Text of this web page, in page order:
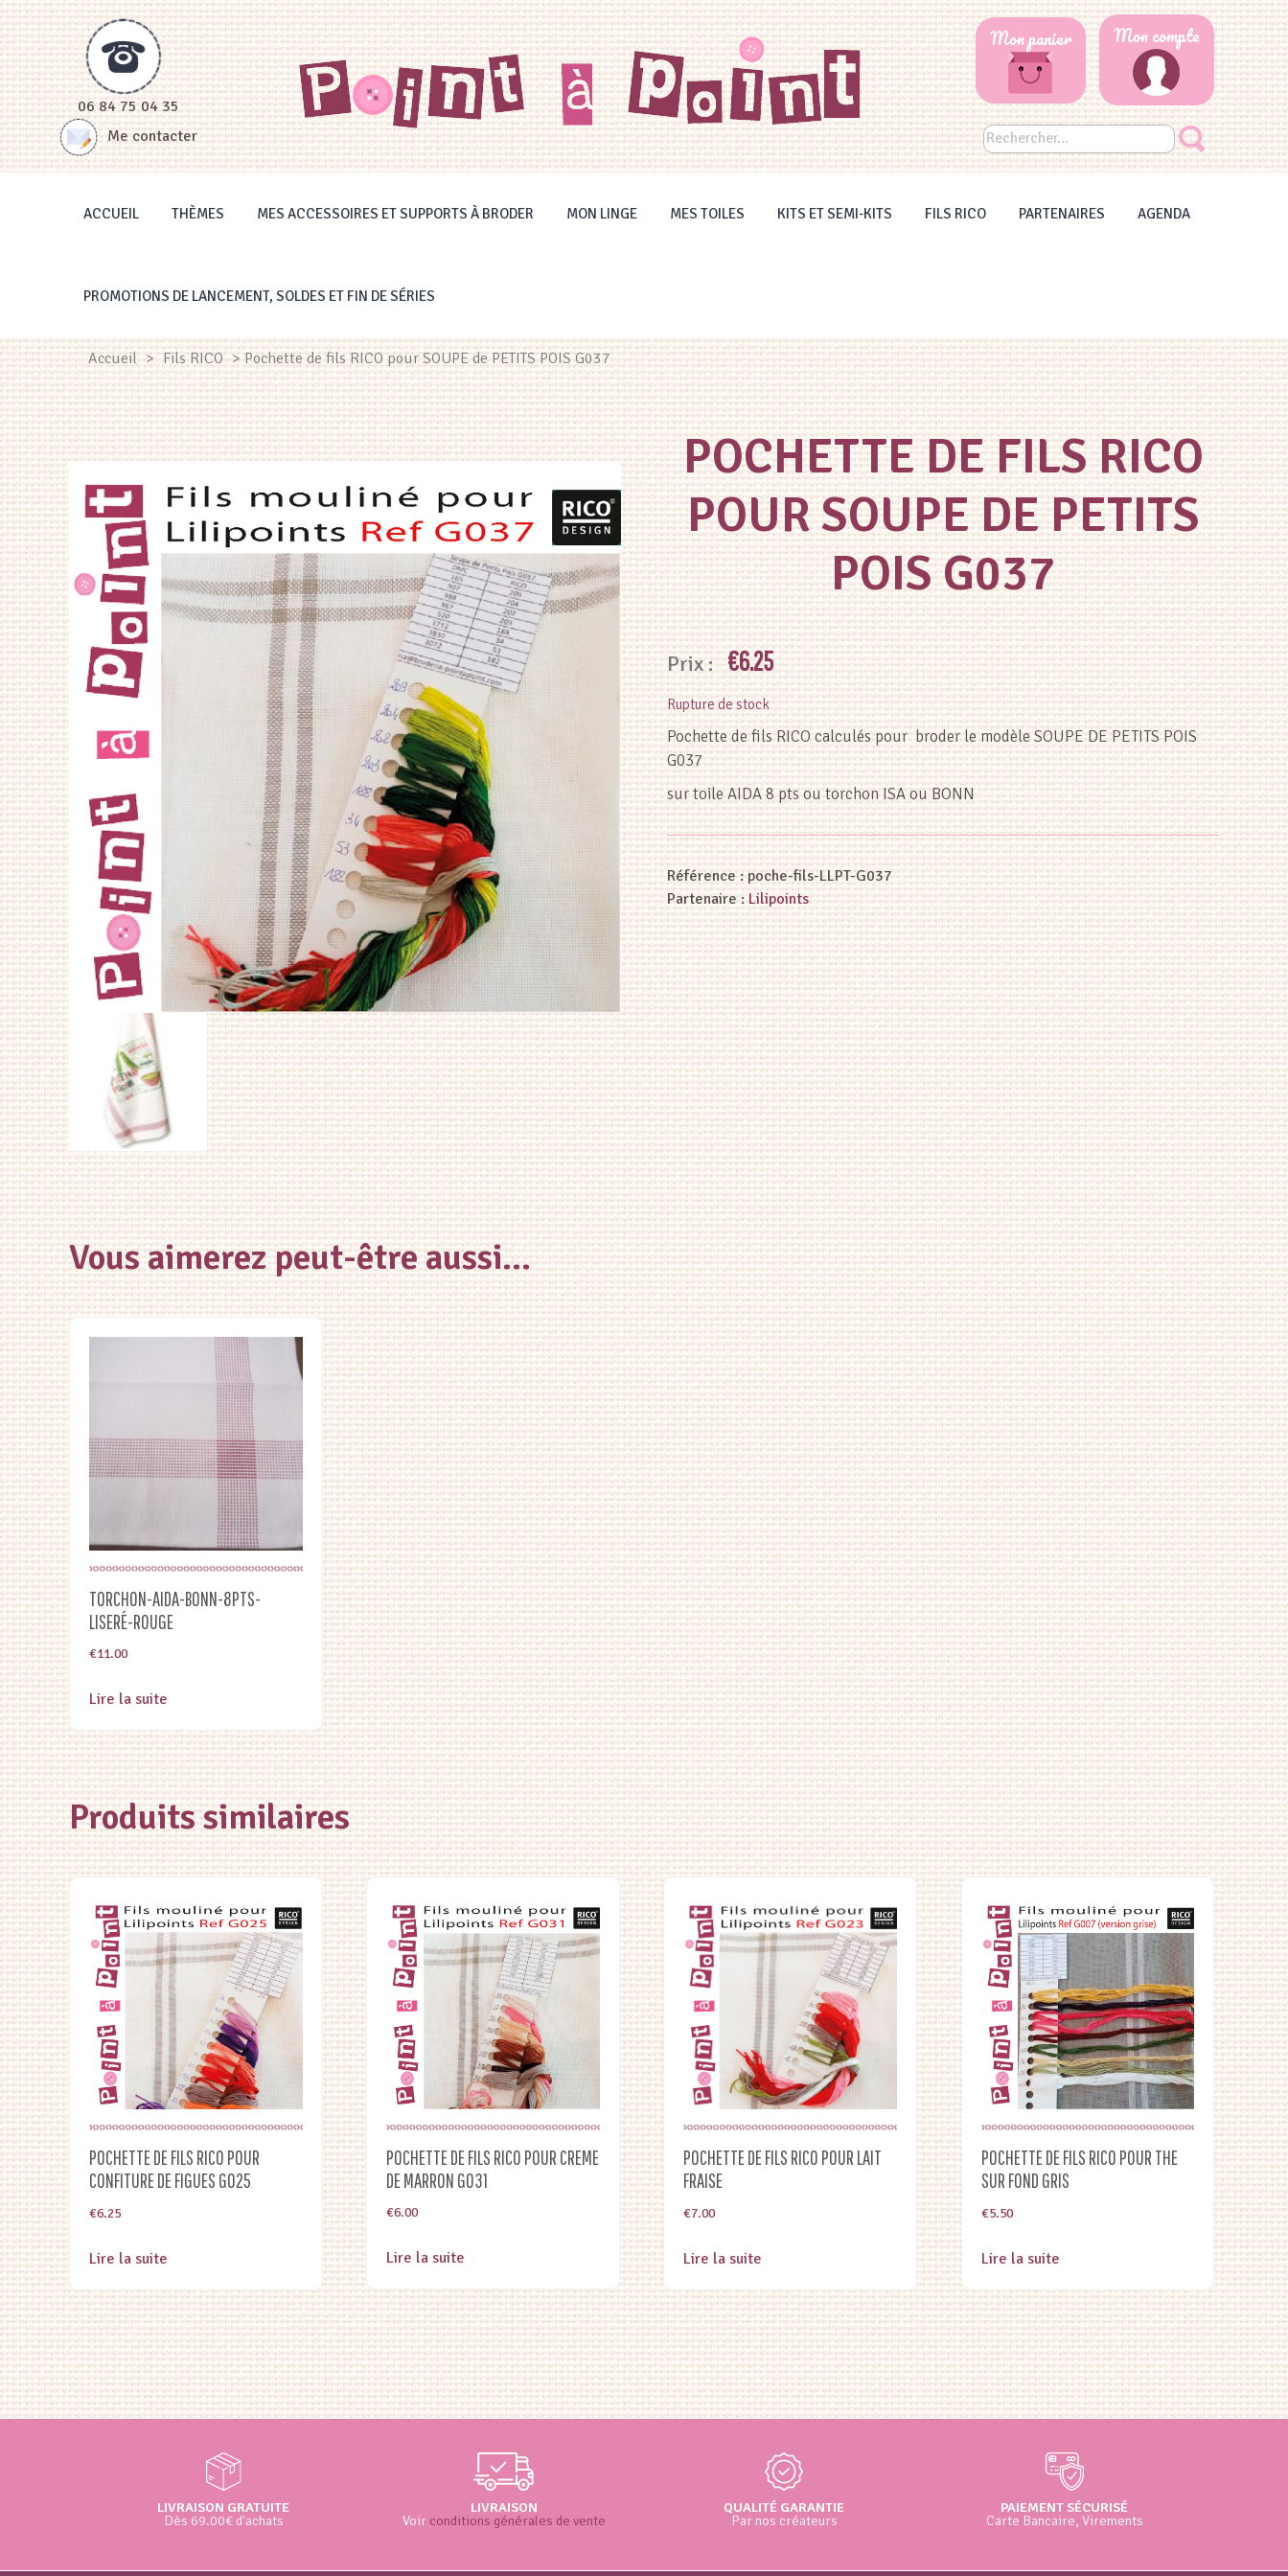
06 84 75 04 35
Me contacter
Mon panier Mon compte
ACCUEIL THÈMES MES ACCESSOIRES ET SUPPORTS À BRODER MON LINGE MES TOILES KITS ET SEMI-KITS FILS RICO PARTENAIRES AGENDA
PROMOTIONS DE LANCEMENT, SOLDES ET FIN DE SÉRIES
Accueil > Fils RICO > Pochette de fils RICO pour SOUPE de PETITS POIS G037
POCHETTE DE FILS RICO
POUR SOUPE DE PETITS
POIS G037
€6.25
Rupture de stock
Pochette de fils RICO calculés pour broder le modèle SOUPE DE PETITS POIS
G037
sur toile AIDA 8 pts ou torchon ISA ou BONN
Référence : poche-fils-LLPT-G037
Partenaire :Lilipoints
Vous aimerez peut-être aussi…
TORCHON-AIDA-BONN-8PTS-
LISERÉ-ROUGE
€11.00
Lire la suite
Produits similaires
POCHETTE DE FILS RICO POUR
CONFITURE DE FIGUES G025
€6.25
Lire la suite
POCHETTE DE FILS RICO POUR CREME
DE MARRON G031
€6.00
Lire la suite
POCHETTE DE FILS RICO POUR LAIT
FRAISE
€7.00
Lire la suite
POCHETTE DE FILS RICO POUR THE
SUR FOND GRIS
€5.50
Lire la suite
LIVRAISON GRATUITE
Dès 69.00€ d'achats
LIVRAISON
Voir conditions générales de vente
QUALITÉ GARANTIE
Par nos créateurs
PAIEMENT SÉCURISÉ
Carte Bancaire, Virements
Panneau de gestion des cookies